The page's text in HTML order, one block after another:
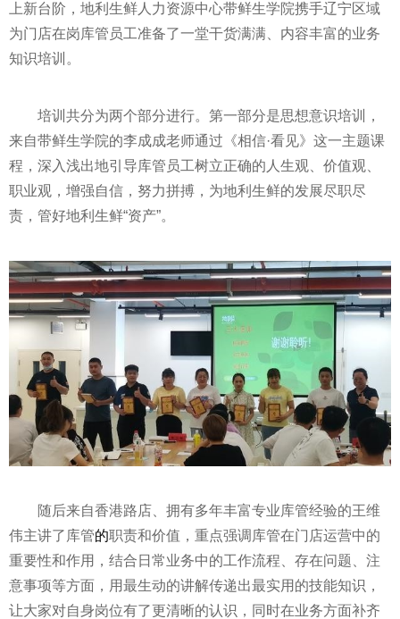
上新台阶，地利生鲜人力资源中心带鲜生学院携手辽宁区域
为门店在岗库管员工准备了一堂干货满满、内容丰富的业务
知识培训。
培训共分为两个部分进行。第一部分是思想意识培训，
来自带鲜生学院的李成成老师通过《相信·看见》这一主题课
程，深入浅出地引导库管员工树立正确的人生观、价值观、
职业观，增强自信，努力拼搏，为地利生鲜的发展尽职尽
责，管好地利生鲜“资产”。
随后来自香港路店、拥有多年丰富专业库管经验的王维
伟主讲了库管的职责和价值，重点强调库管在门店运营中的
重要性和作用，结合日常业务中的工作流程、存在问题、注
意事项等方面，用最生动的讲解传递出最实用的技能知识，
让大家对自身岗位有了更清晰的认识，同时在业务方面补齐